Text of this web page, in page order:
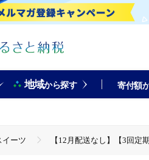
地域から探す 寄付額
イーツ 【12月配送なし】【3回定